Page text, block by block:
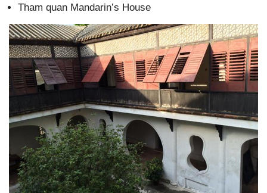
Tham quan Mandarin’s House